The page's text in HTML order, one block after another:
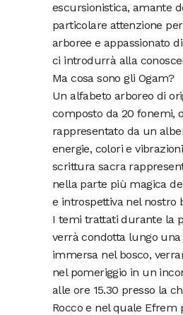
escursionistica, amante
particolare attenzione
arboree e appassionato
ci introdurrà alla
Ma cosa sono gli Ogam?
Un alfabeto arboreo di
composto da 20 fonemi,
rappresentato da un
energie, colori e
scrittura sacra
nella parte più magica
e introspettiva nel nostro
I temi trattati durante la
verrà condotta lungo
immersa nel bosco,
nel pomeriggio in un
alle ore 15.30 presso la
Rocco e nel quale Efrem